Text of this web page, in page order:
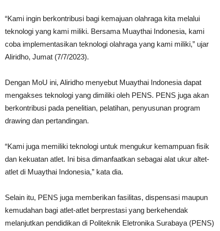
“Kami ingin berkontribusi bagi kemajuan olahraga kita melalui
teknologi yang kami miliki. Bersama Muaythai Indonesia, kami
coba implementasikan teknologi olahraga yang kami miliki,” ujar
Aliridho, Jumat (7/7/2023).
Dengan MoU ini, Aliridho menyebut Muaythai Indonesia dapat
mengakses teknologi yang dimiliki oleh PENS. PENS juga akan
berkontribusi pada penelitian, pelatihan, penyusunan program
drawing dan pertandingan.
“Kami juga memiliki teknologi untuk mengukur kemampuan fisik
dan kekuatan atlet. Ini bisa dimanfaatkan sebagai alat ukur altet-
atlet di Muaythai Indonesia,” kata dia.
Selain itu, PENS juga memberikan fasilitas, dispensasi maupun
kemudahan bagi atlet-atlet berprestasi yang berkehendak
melanjutkan pendidikan di Politeknik Eletronika Surabaya (PENS)